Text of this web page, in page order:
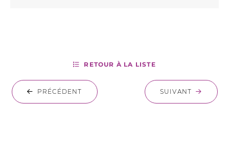
PRÉCÉDENT
RETOUR À LA LISTE
SUIVANT